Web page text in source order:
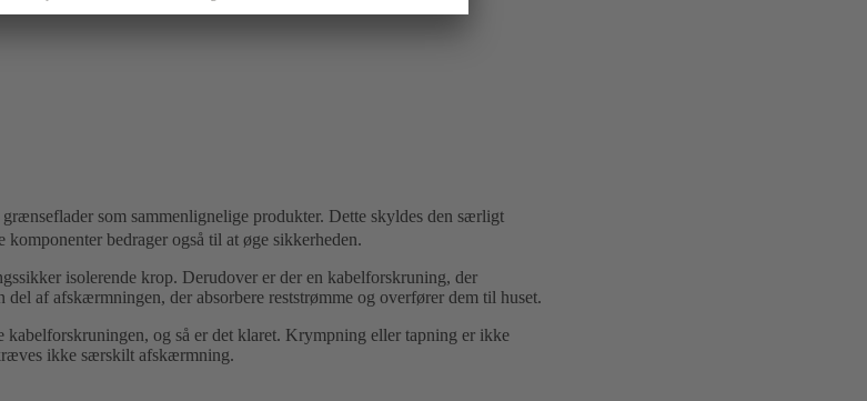
grænseflader som sammenlignelige produkter. Dette skyldes den særligt
bedrager også til at øge sikkerheden.
isolerende krop. Derudover er der en kabelforskruning, der
af afskærmningen, der absorbere reststrømme og overfører dem til huset.
og så er det klaret. Krympning eller tapning er ikke
ikke særskilt afskærmning.